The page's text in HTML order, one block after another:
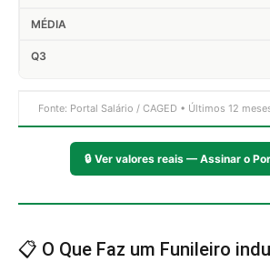
Fonte: Portal Salário / CAGED • Últimos 12
🔒 Ver valores reais — Assinar o
📋 O Que Faz um Funileiro